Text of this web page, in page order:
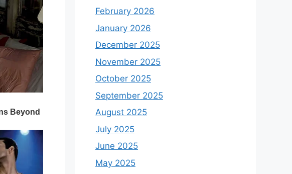
February 2026
January 2026
December 2025
November 2025
October 2025
September 2025
August 2025
July 2025
June 2025
May 2025